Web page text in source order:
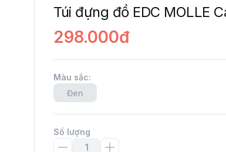
Túi đựng đồ EDC MOLLE
298.000đ
Màu sắc:
Đen
Số lượng